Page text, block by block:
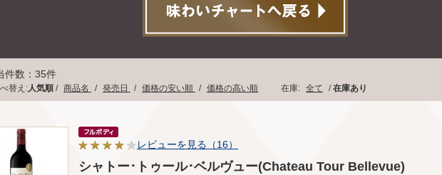
件数：35件
替え:人気順 / 商品名 / 発売日 / 価格の安い順 / 価格の高い順 在庫: 全て /在庫あり
レビューを見る（16）
シャトー･トゥール･ベルヴュー(Chateau Tour Bellevue)